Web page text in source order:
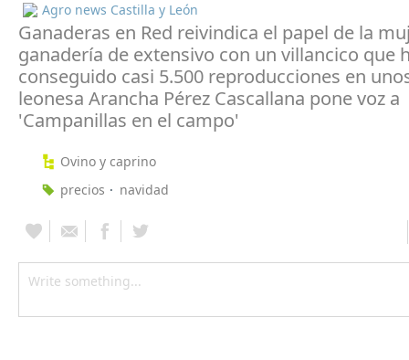
Agro news Castilla y León
Ganaderas en Red reivindica el papel de la
ganadería de extensivo con un villancico que
conseguido casi 5.500 reproducciones en
leonesa Arancha Pérez Cascallana pone voz a
'Campanillas en el campo'
Ovino y caprino
precios
navidad